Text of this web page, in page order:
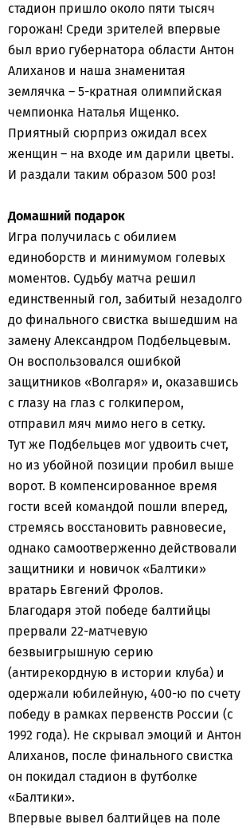
стадион пришло около пяти тысяч
горожан! Среди зрителей впервые
был врио губернатора области Антон
Алиханов и наша знаменитая
землячка – 5-кратная олимпийская
чемпионка Наталья Ищенко.
Приятный сюрприз ожидал всех
женщин – на входе им дарили цветы.
И раздали таким образом 500 роз!
Домашний подарок
Игра получилась с обилием
единоборств и минимумом голевых
моментов. Судьбу матча решил
единственный гол, забитый незадолго
до финального свистка вышедшим на
замену Александром Подбельцевым.
Он воспользовался ошибкой
защитников «Волгаря» и, оказавшись
с глазу на глаз с голкипером,
отправил мяч мимо него в сетку.
Тут же Подбельцев мог удвоить счет,
но из убойной позиции пробил выше
ворот. В компенсированное время
гости всей командой пошли вперед,
стремясь восстановить равновесие,
однако самоотверженно действовали
защитники и новичок «Балтики»
вратарь Евгений Фролов.
Благодаря этой победе балтийцы
прервали 22-матчевую
безвыигрышную серию
(антирекордную в истории клуба) и
одержали юбилейную, 400-ю по счету
победу в рамках первенств России (с
1992 года). Не скрывал эмоций и Антон
Алиханов, после финального свистка
он покидал стадион в футболке
«Балтики».
Впервые вывел балтийцев на поле